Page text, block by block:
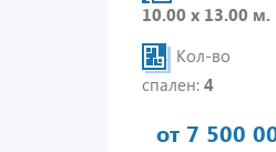
10.00 х 13.00 м.
Кол-во
спален: 4
от 7 500